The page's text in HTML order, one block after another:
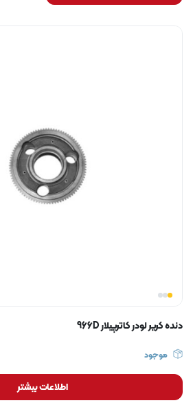
دنده کریر لودر کاترپیلار 966D
موجود
اطلاعات بیشتر